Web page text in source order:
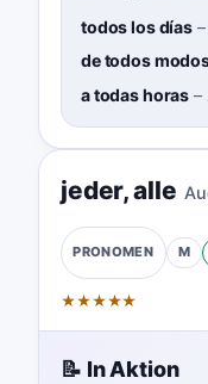
todos los días –
de todos
a todas horas –
jeder,alle
PRONOMEN M
★★★★★
📝 In Aktion